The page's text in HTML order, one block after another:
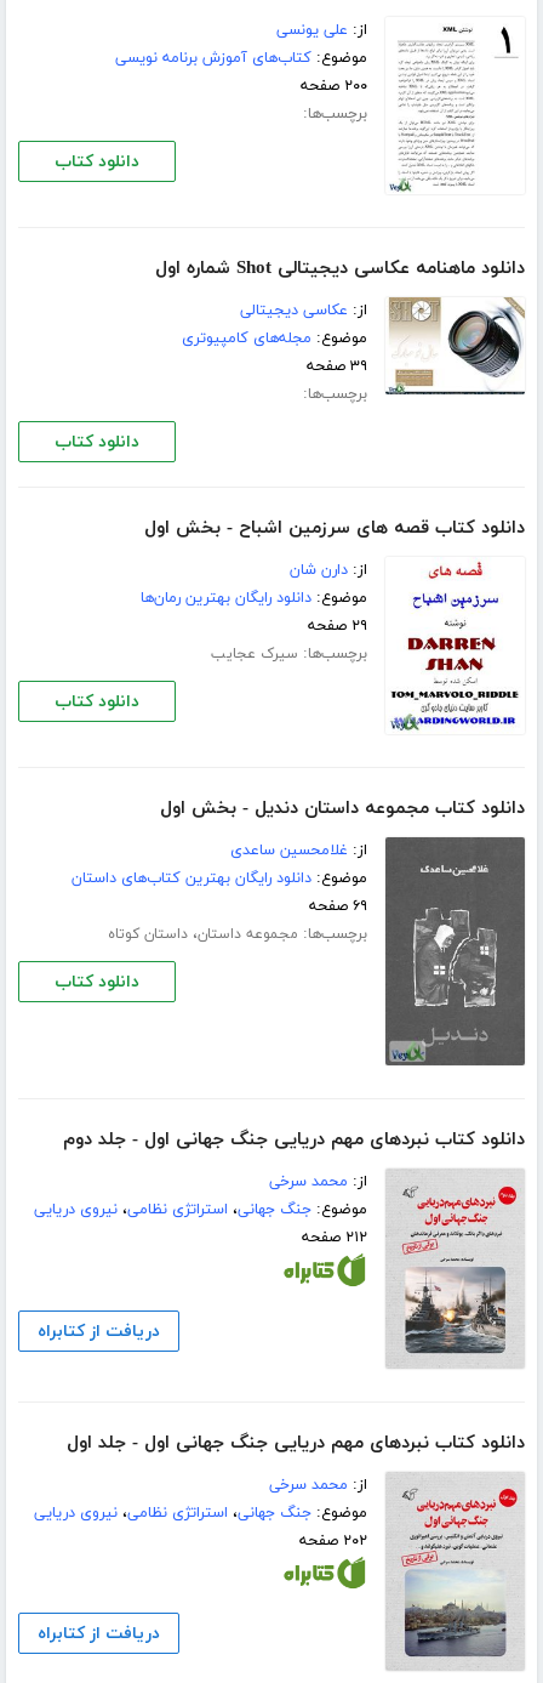
از: علی یونسی
موضوع:کتاب‌های آموزش برنامه نویسی
۲۰۰ صفحه
برچسب‌ها:
دانلود کتاب
دانلود ماهنامه عکاسی دیجیتالی Shot شماره اول
از: عکاسی دیجیتالی
موضوع: مجله‌های کامپیوتری
۳۹ صفحه
برچسب‌ها:
دانلود کتاب
دانلود کتاب قصه های سرزمین اشباح - بخش اول
از:دارن شان
موضوع:دانلود رایگان بهترین رمان‌ها
۲۹ صفحه
برچسب‌ها: سیرک عجایب
دانلود کتاب
دانلود کتاب مجموعه داستان دندیل - بخش اول
از: غلامحسین ساعدی
موضوع:دانلود رایگان بهترین کتاب‌های داستان
۶۹ صفحه
برچسب‌ها: مجموعه داستان،داستان کوتاه
دانلود کتاب
دانلود کتاب نبردهای مهم دریایی جنگ جهانی اول - جلد دوم
از: محمد سرخی
موضوع:جنگ جهانی، استراتژی نظامی،نیروی دریایی
۲۱۲ صفحه
دریافت از کتابراه
دانلود کتاب نبردهای مهم دریایی جنگ جهانی اول - جلد اول
از: محمد سرخی
موضوع:جنگ جهانی، استراتژی نظامی،نیروی دریایی
۲۰۲ صفحه
دریافت از کتابراه